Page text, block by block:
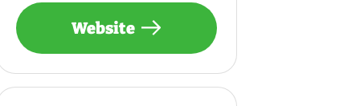
Website